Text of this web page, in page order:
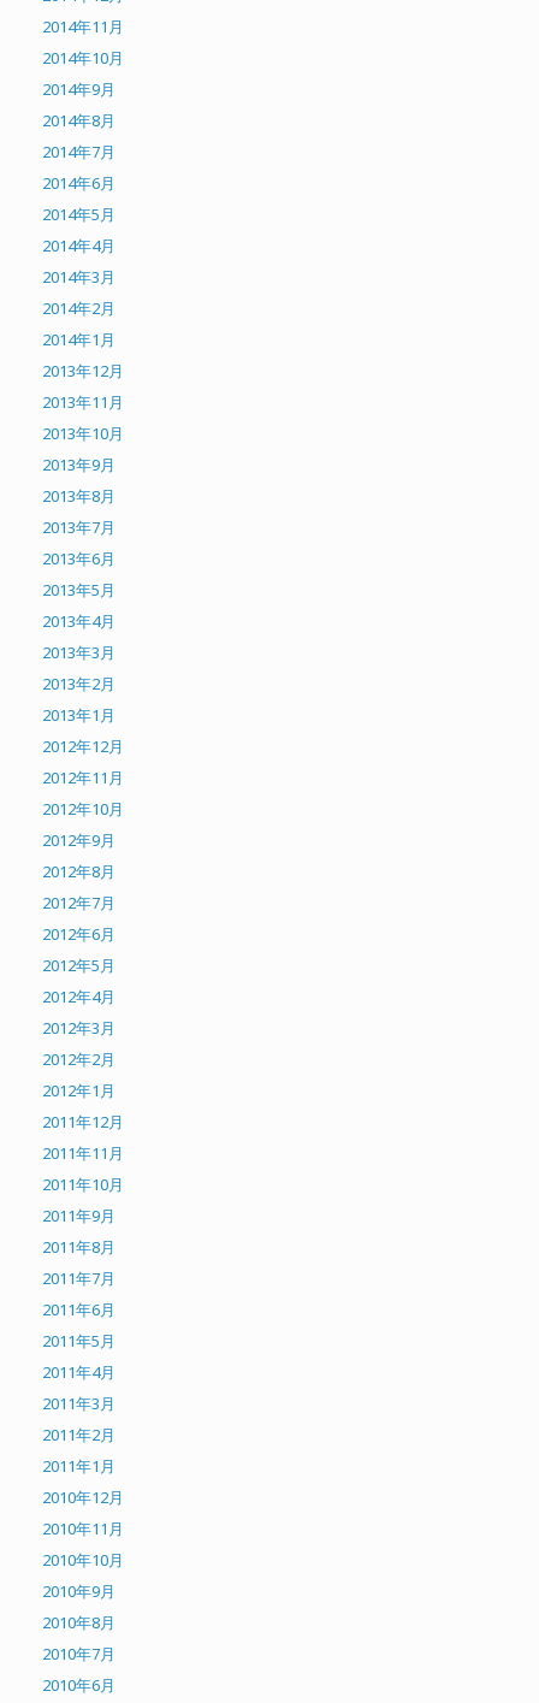
2014年11月
2014年10月
2014年9月
2014年8月
2014年7月
2014年6月
2014年5月
2014年4月
2014年3月
2014年2月
2014年1月
2013年12月
2013年11月
2013年10月
2013年9月
2013年8月
2013年7月
2013年6月
2013年5月
2013年4月
2013年3月
2013年2月
2013年1月
2012年12月
2012年11月
2012年10月
2012年9月
2012年8月
2012年7月
2012年6月
2012年5月
2012年4月
2012年3月
2012年2月
2012年1月
2011年12月
2011年11月
2011年10月
2011年9月
2011年8月
2011年7月
2011年6月
2011年5月
2011年4月
2011年3月
2011年2月
2011年1月
2010年12月
2010年11月
2010年10月
2010年9月
2010年8月
2010年7月
2010年6月